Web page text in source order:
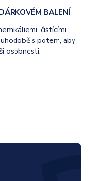
BALENÍ
čistícími
s potem, aby
osobnosti.